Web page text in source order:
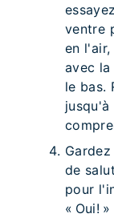
ventre
en
avec
le bas.
de
pour
« Oui!